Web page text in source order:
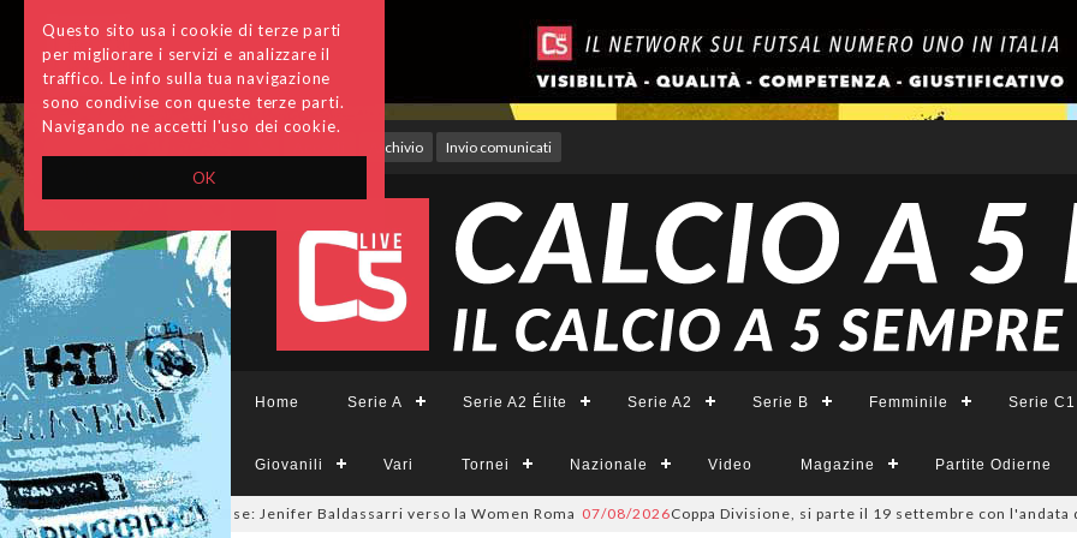
OK
Questo sito usa i cookie di terze parti
per migliorare i servizi e analizzare il
traffico. Le info sulla tua navigazione
sono condivise con queste terze parti.
Navigando ne accetti l'uso dei cookie.
Archivio Invio comunicati
Home Serie A Serie A2 Élite Serie A2 Serie B Femminile Serie C1
Giovanili Vari Tornei Nazionale Video Magazine Partite Odierne
a tinte giallorosse: Jenifer Baldassarri verso la Women Roma 07/08/2026Coppa Divisione, si parte il 19 settembre con l'andata del